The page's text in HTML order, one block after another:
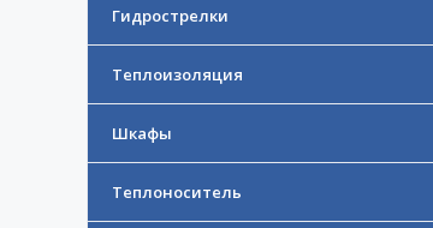
Гидрострелки
Теплоизоляция
Шкафы
Теплоноситель